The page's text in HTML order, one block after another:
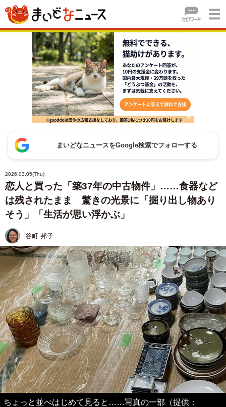
まいどなニュースをGoogle検索でフォローする
2026.03.05(Thu)
恋人と買った「築37年の中古物件」……食器など
は残されたまま 驚きの光景に「掘り出し物あり
そう」「生活が思い浮かぶ」
谷町 邦子
ちょっと並べはじめて見ると……写真の一部（提供：